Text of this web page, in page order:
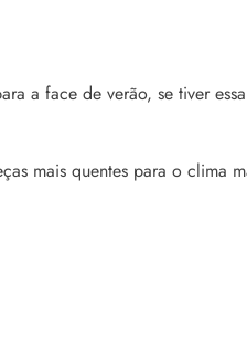
a face de verão, se tiver
mais quentes para o clima